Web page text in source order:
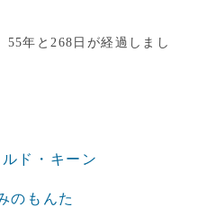
年と268日が経過しまし
ルド・キーン
のもんた